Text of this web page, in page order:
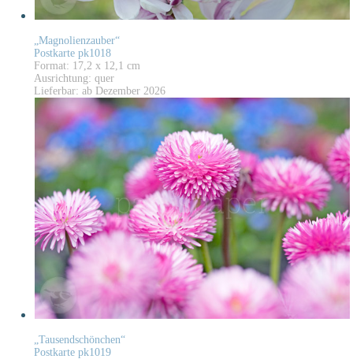
„Magnolienzauber“
Postkarte pk1018
Format: 17,2 x 12,1 cm
Ausrichtung: quer
Lieferbar: ab Dezember 2026
„Tausendschönchen“
Postkarte pk1019